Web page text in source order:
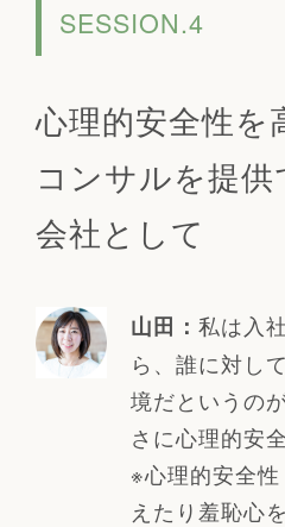
SESSION.4
心理的安全性を
コンサルを提
会社として
山田： 私は入
ら、誰に対し
境だというの
さに心理的安
※心理的安全
えたり羞恥心